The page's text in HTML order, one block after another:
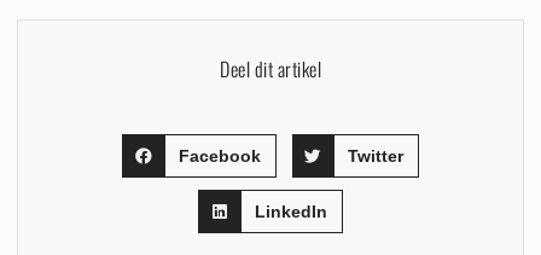
Deel dit artikel
Facebook Twitter
LinkedIn